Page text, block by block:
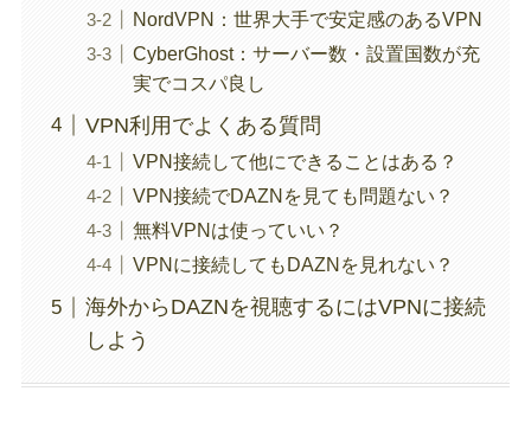
NordVPN：世界大手で安定感のあるVPN
CyberGhost：サーバー数・設置国数が充
実でコスパ良し
VPN利用でよくある質問
VPN接続して他にできることはある？
VPN接続でDAZNを見ても問題ない？
無料VPNは使っていい？
VPNに接続してもDAZNを見れない？
海外からDAZNを視聴するにはVPNに接続
しよう